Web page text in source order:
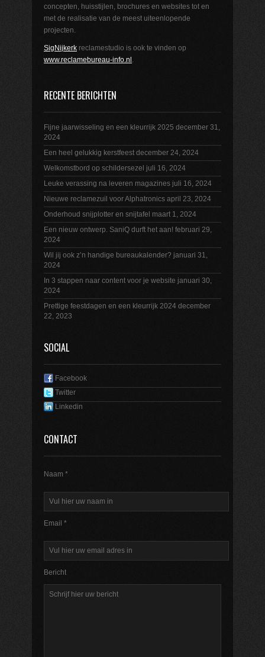
concepten, huisstijlen, brochures en websites tot en
met de realisatie van de meest uiteenlopende
projecten.
SigNijkerk reclamestudio is ook te vinden op
www.reclamebureau-info.nl
RECENTE BERICHTEN
Fijne jaarwisseling en een kleurrijk 2025 december 31,
2024
Een heel gelukkig kerstfeest december 24, 2024
Welkomstbord op schildersezel juli 16, 2024
Leuke verassing na leveren magazines juli 16, 2024
Nieuwe reclamezuil voor Alphatronics april 23, 2024
Onderhoud snijplotter en snijtafel maart 1, 2024
Een nieuw ontwerp. SaniQ durft het aan! februari 29,
2024
Wil jij ook z’n handige bureaukalender? januari 31,
2024
In 3 stappen naar content voor je website januari 30,
2024
Prettige feestdagen en een kleurrijk 2024 december
22, 2023
SOCIAL
Facebook
Twitter
Linkedin
CONTACT
Naam *
Email *
Bericht